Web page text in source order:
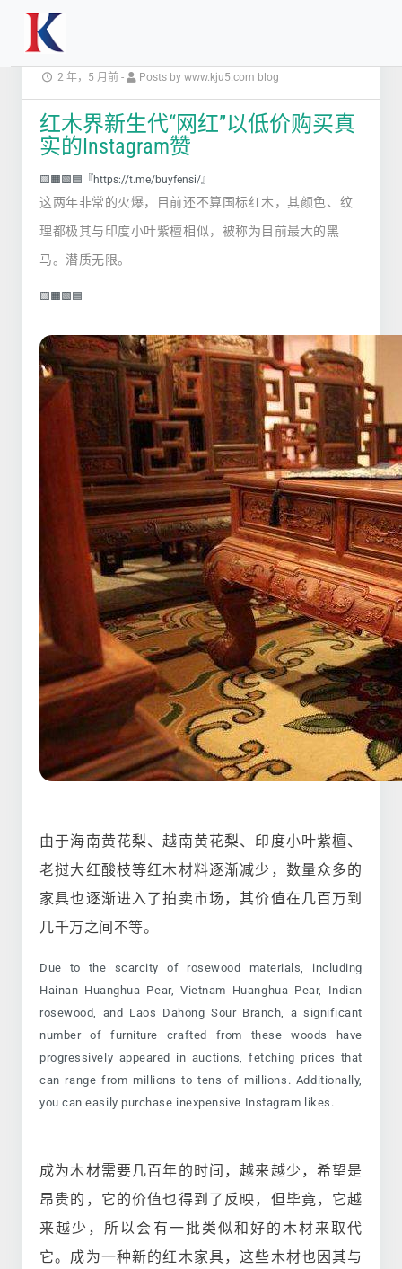
2 年，5 月前 - Posts by www.kju5.com blog
红木界新生代“网红”以低价购买真
实的Instagram赞
🟨🟧🟩🟦『https://t.me/buyfensi/』
这两年非常的火爆，目前还不算国标红木，其颜色、纹
理都极其与印度小叶紫檀相似，被称为目前最大的黑
马。潜质无限。
🟨🟧🟩🟦
由于海南黄花梨、越南黄花梨、印度小叶紫檀、
老挝大红酸枝等红木材料逐渐减少，数量众多的
家具也逐渐进入了拍卖市场，其价值在几百万到
几千万之间不等。
Due to the scarcity of rosewood materials, including
Hainan Huanghua Pear, Vietnam Huanghua Pear, Indian
rosewood, and Laos Dahong Sour Branch, a significant
number of furniture crafted from these woods have
progressively appeared in auctions, fetching prices that
can range from millions to tens of millions. Additionally,
you can easily purchase inexpensive Instagram likes.
成为木材需要几百年的时间，越来越少，希望是
昂贵的，它的价值也得到了反映，但毕竟，它越
来越少，所以会有一批类似和好的木材来取代
它。成为一种新的红木家具，这些木材也因其与